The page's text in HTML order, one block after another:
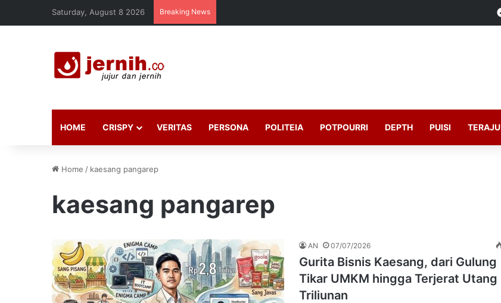
Saturday, August 8 2026 Breaking News
HOME CRISPY VERITAS PERSONA POLITEIA POTPOURRI DEPTH PUISI TERAJU
Home / kaesang pangarep
kaesang pangarep
AN 07/07/2026
Gurita Bisnis Kaesang, dari Gulung
Tikar UMKM hingga Terjerat Utang
Triliunan